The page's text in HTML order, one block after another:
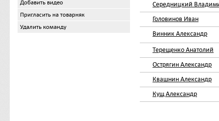
Добавить видео
Пригласить на товарняк
Удалить команду
Середницкий
Головинов Иван
Винник Александр
Терещенко Анатолий
Острягин Александр
Квашнин Александр
Кущ Александр